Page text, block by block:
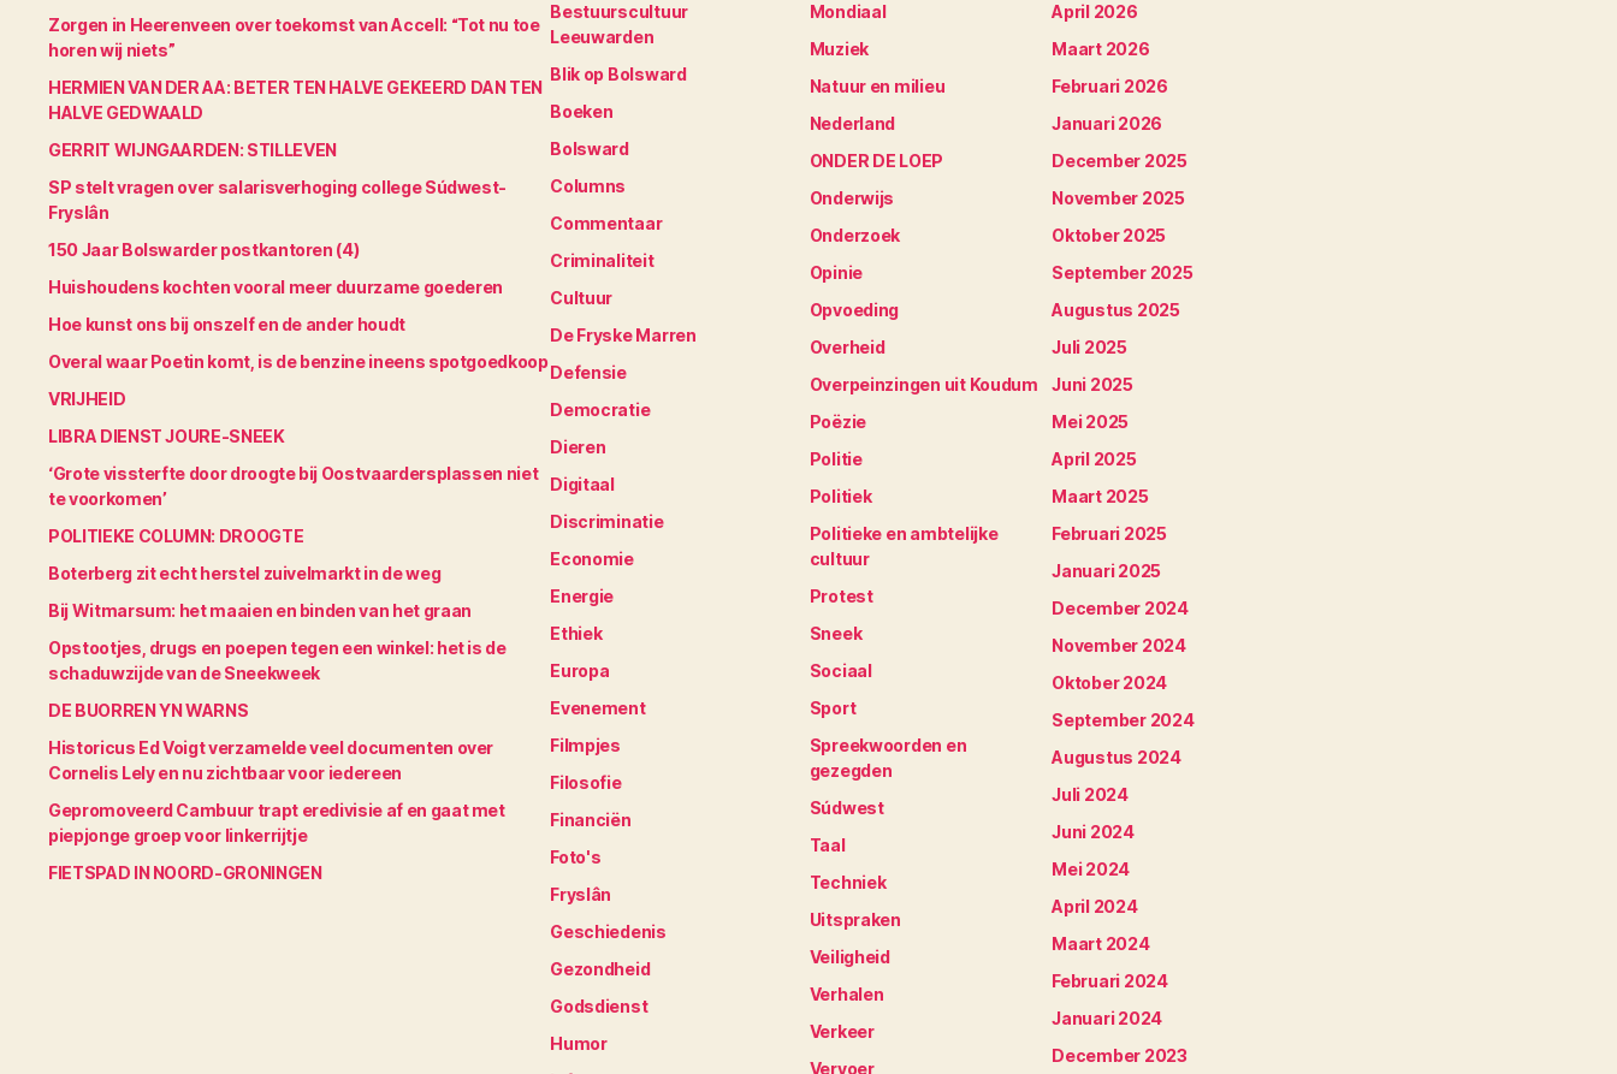
Zorgen in Heerenveen over toekomst van Accell: “Tot nu toe
horen wij niets”
HERMIEN VAN DER AA: BETER TEN HALVE GEKEERD DAN TEN
HALVE GEDWAALD
GERRIT WIJNGAARDEN: STILLEVEN
SP stelt vragen over salarisverhoging college Súdwest-
Fryslân
150 Jaar Bolswarder postkantoren (4)
Huishoudens kochten vooral meer duurzame goederen
Hoe kunst ons bij onszelf en de ander houdt
Overal waar Poetin komt, is de benzine ineens spotgoedkoop
VRIJHEID
LIBRA DIENST JOURE-SNEEK
‘Grote vissterfte door droogte bij Oostvaardersplassen niet
te voorkomen’
POLITIEKE COLUMN: DROOGTE
Boterberg zit echt herstel zuivelmarkt in de weg
Bij Witmarsum: het maaien en binden van het graan
Opstootjes, drugs en poepen tegen een winkel: het is de
schaduwzijde van de Sneekweek
DE BUORREN YN WARNS
Historicus Ed Voigt verzamelde veel documenten over
Cornelis Lely en nu zichtbaar voor iedereen
Gepromoveerd Cambuur trapt eredivisie af en gaat met
piepjonge groep voor linkerrijtje
FIETSPAD IN NOORD-GRONINGEN
Bestuurscultuur
Leeuwarden
Blik op Bolsward
Boeken
Bolsward
Columns
Commentaar
Criminaliteit
Cultuur
De Fryske Marren
Defensie
Democratie
Dieren
Digitaal
Discriminatie
Economie
Energie
Ethiek
Europa
Evenement
Filmpjes
Filosofie
Financiën
Foto's
Fryslân
Geschiedenis
Gezondheid
Godsdienst
Humor
Mondiaal
Muziek
Natuur en milieu
Nederland
ONDER DE LOEP
Onderwijs
Onderzoek
Opinie
Opvoeding
Overheid
Overpeinzingen uit Koudum
Poëzie
Politie
Politiek
Politieke en ambtelijke
cultuur
Protest
Sneek
Sociaal
Sport
Spreekwoorden en
gezegden
Súdwest
Taal
Techniek
Uitspraken
Veiligheid
Verhalen
Verkeer
Vervoer
April 2026
Maart 2026
Februari 2026
Januari 2026
December 2025
November 2025
Oktober 2025
September 2025
Augustus 2025
Juli 2025
Juni 2025
Mei 2025
April 2025
Maart 2025
Februari 2025
Januari 2025
December 2024
November 2024
Oktober 2024
September 2024
Augustus 2024
Juli 2024
Juni 2024
Mei 2024
April 2024
Maart 2024
Februari 2024
Januari 2024
December 2023